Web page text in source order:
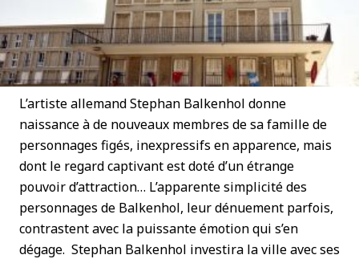
L’artiste allemand Stephan Balkenhol donne
naissance à de nouveaux membres de sa famille de
personnages figés, inexpressifs en apparence, mais
dont le regard captivant est doté d’un étrange
pouvoir d’attraction… L’apparente simplicité des
personnages de Balkenhol, leur dénuement parfois,
contrastent avec la puissante émotion qui s’en
dégage. Stephan Balkenhol investira la ville avec ses